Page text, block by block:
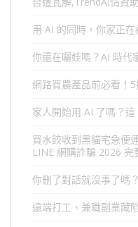
用 AI 的同時，你家正在
你還在曬娃嗎？AI 時代
網路買農產品前必看！
家人開始用 AI 了嗎？
買水餃收到黑貓宅急
LINE 網購詐騙 2026 完
你刪了對話就沒事了嗎
遠端打工、兼職副業藏